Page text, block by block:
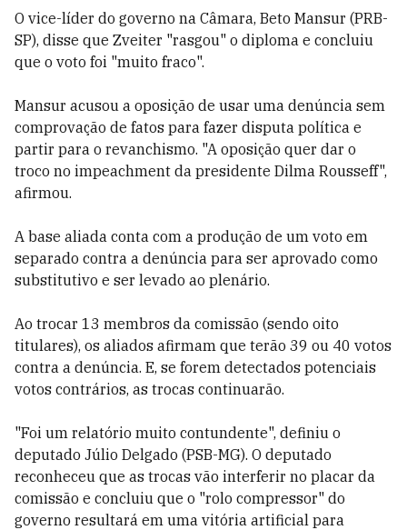
O vice-líder do governo na Câmara, Beto Mansur (PRB-
SP), disse que Zveiter "rasgou" o diploma e concluiu
que o voto foi "muito fraco".
Mansur acusou a oposição de usar uma denúncia sem
comprovação de fatos para fazer disputa política e
partir para o revanchismo. "A oposição quer dar o
troco no impeachment da presidente Dilma Rousseff",
afirmou.
A base aliada conta com a produção de um voto em
separado contra a denúncia para ser aprovado como
substitutivo e ser levado ao plenário.
Ao trocar 13 membros da comissão (sendo oito
titulares), os aliados afirmam que terão 39 ou 40 votos
contra a denúncia. E, se forem detectados potenciais
votos contrários, as trocas continuarão.
"Foi um relatório muito contundente", definiu o
deputado Júlio Delgado (PSB-MG). O deputado
reconheceu que as trocas vão interferir no placar da
comissão e concluiu que o "rolo compressor" do
governo resultará em uma vitória artificial para